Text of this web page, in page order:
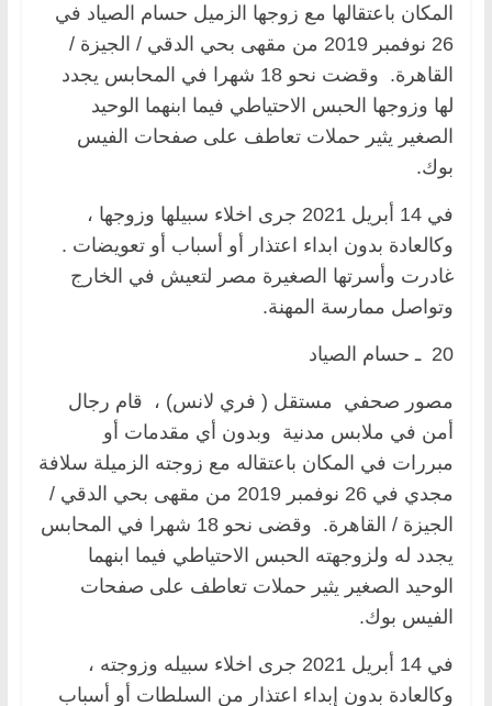
المكان باعتقالها مع زوجها الزميل حسام الصياد في
26 نوفمبر 2019 من مقهى بحي الدقي / الجيزة /
القاهرة. وقضت نحو 18 شهرا في المحابس يجدد
لها وزوجها الحبس الاحتياطي فيما ابنهما الوحيد
الصغير يثير حملات تعاطف على صفحات الفيس
بوك.
في 14 أبريل 2021 جرى اخلاء سبيلها وزوجها ،
وكالعادة بدون ابداء اعتذار أو أسباب أو تعويضات .
غادرت وأسرتها الصغيرة مصر لتعيش في الخارج
وتواصل ممارسة المهنة.
20 ـ حسام الصياد
مصور صحفي مستقل ( فري لانس) ، قام رجال
أمن في ملابس مدنية وبدون أي مقدمات أو
مبررات في المكان باعتقاله مع زوجته الزميلة سلافة
مجدي في 26 نوفمبر 2019 من مقهى بحي الدقي /
الجيزة / القاهرة. وقضى نحو 18 شهرا في المحابس
يجدد له ولزوجهته الحبس الاحتياطي فيما ابنهما
الوحيد الصغير يثير حملات تعاطف على صفحات
الفيس بوك.
في 14 أبريل 2021 جرى اخلاء سبيله وزوجته ،
وكالعادة بدون إبداء اعتذار من السلطات أو أسباب